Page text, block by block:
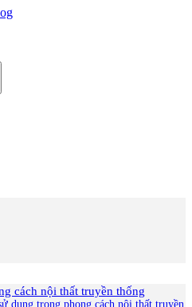
cách nội thất truyền thống
dụng trong phong cách nội thất truyền